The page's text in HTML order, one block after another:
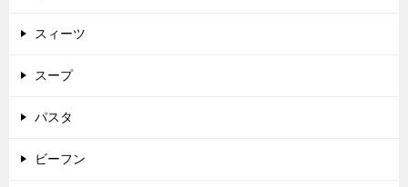
スィーツ
スープ
パスタ
ビーフン